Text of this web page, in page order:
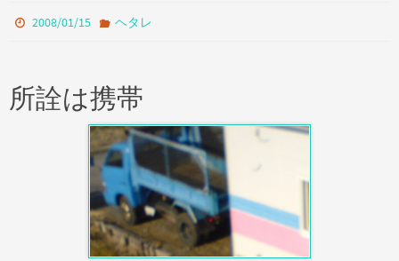
2008/01/15 ヘタレ
所詮は携帯